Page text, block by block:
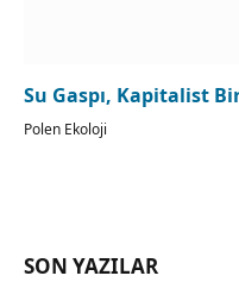
Su Gaspı, Kapitalist
Polen Ekoloji
SON YAZILAR